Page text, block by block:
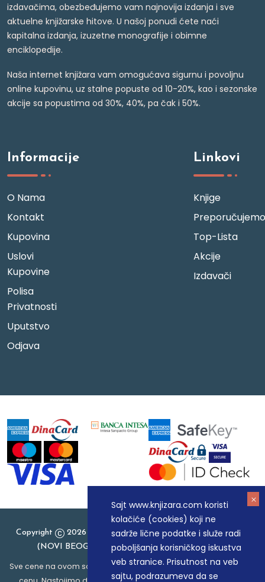
Sajt www.knjizara.com koristi
kolačiće (cookies) koji ne
sadrže lične podatke i služe radi
poboljšanja korisničkog iskustva
veb stranice. Prisutnost na veb
sajtu, podrazumeva da se
izdavačima, obezbeđujemo vam najnovija izdanja i sve
aktuelne knjižarske hitove. U našoj ponudi ćete naći
kapitalna izdanja, izuzetne monografije i obimne
enciklopedije.
Naša internet knjižara vam omogućava sigurnu i povoljnu
online kupovinu, uz stalne popuste od 10-20%, kao i sezonske
akcije sa popustima od 30%, 40%, pa čak i 50%.
Informacije
O Nama
Kontakt
Kupovina
Uslovi
Kupovine
Polisa
Privatnosti
Uputstvo
Odjava
Linkovi
Knjige
Preporučujemo
Top-Lista
Akcije
Izdavači
Copyright
2026 Knjizara.com - MAKART DOO BEOGRAD
(NOVI BEOGRAD), PIB: 105184104, MB: 20337524
Sve cene na ovom sajtu iskazane su u dinarima. PDV je uračunat u